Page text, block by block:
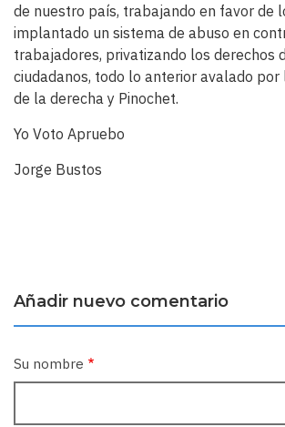
de nuestro país, trabajando en favor de
implantado un sistema de abuso en
trabajadores, privatizando los derechos
ciudadanos, todo lo anterior avalado por
de la derecha y Pinochet.
Yo Voto Apruebo
Jorge Bustos
Añadir nuevo comentario
Su nombre